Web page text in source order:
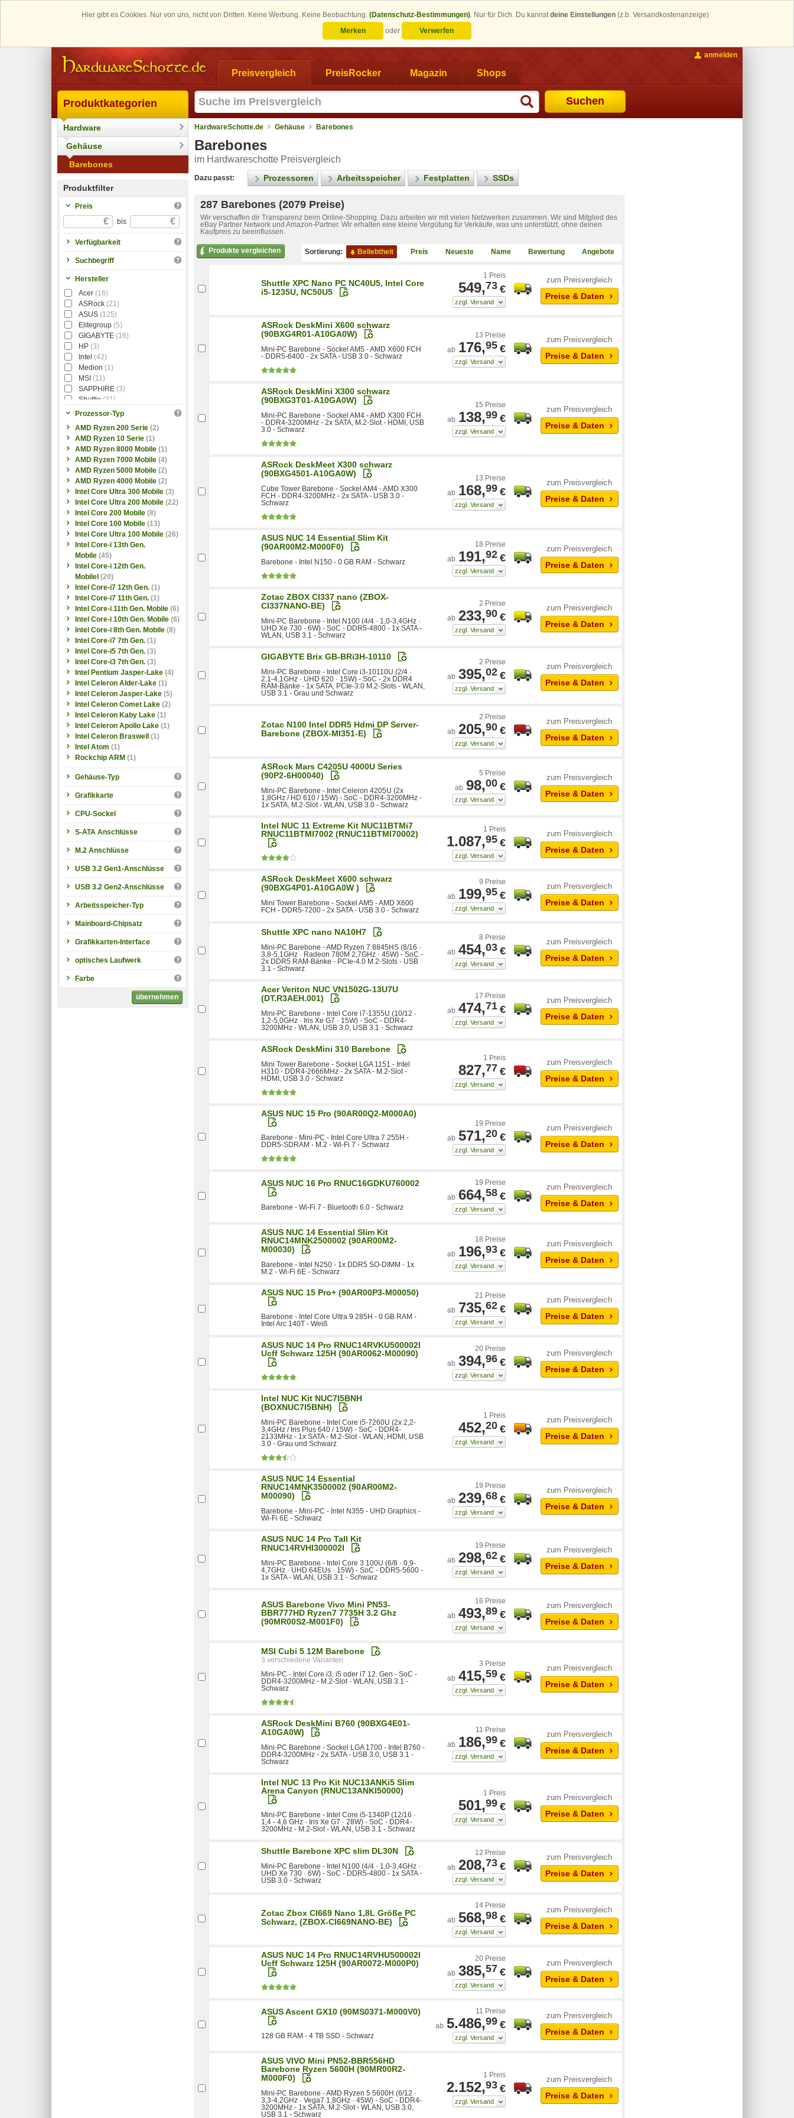
Hier gibt es Cookies. Nur von uns, nicht von Dritten. Keine Werbung. Keine Beobachtung. (Datenschutz-Bestimmungen). Nur für Dich. Du kannstdeine Einstellungen (z.b. Versandkostenanzeige)
Merken
oder Verwerfen
Preisvergleich PreisRocker Magazin Shops
Suchen
anmelden
Produktkategorien
Hardware
Gehäuse
Barebones
Produktfilter
Preis
€ bis €
Verfügbarkeit
Suchbegriff
Hersteller
Acer (16)
ASRock (21)
ASUS (125)
Elitegroup (5)
GIGABYTE (16)
HP (3)
Intel (42)
Medion (1)
MSI (11)
SAPPHIRE (3)
Shuttle (31)
Supermicro
Prozessor-Typ
AMD Ryzen 200 Serie (2)
AMD Ryzen 10 Serie (1)
AMD Ryzen 8000 Mobile (1)
AMD Ryzen 7000 Mobile (4)
AMD Ryzen 5000 Mobile (2)
AMD Ryzen 4000 Mobile (2)
Intel Core Ultra 300 Mobile (3)
Intel Core Ultra 200 Mobile (22)
Intel Core 200 Mobile (8)
Intel Core 100 Mobile (13)
Intel Core Ultra 100 Mobile (26)
Intel Core-i 13th Gen.
Mobile (45)
Intel Core-i 12th Gen.
Mobilel (20)
Intel Core-i7 12th Gen. (1)
Intel Core-i7 11th Gen. (1)
Intel Core-i 11th Gen. Mobile (6)
Intel Core-i 10th Gen. Mobile (6)
Intel Core-i 8th Gen. Mobile (8)
Intel Core-i7 7th Gen. (1)
Intel Core-i5 7th Gen. (3)
Intel Core-i3 7th Gen. (3)
Intel Pentium Jasper-Lake (4)
Intel Celeron Alder-Lake (1)
Intel Celeron Jasper-Lake (5)
Intel Celeron Comet Lake (2)
Intel Celeron Kaby Lake (1)
Intel Celeron Apollo Lake (1)
Intel Celeron Braswell
(1)
Intel Atom (1)
Rockchip ARM (1)
Gehäuse-Typ
Grafikkarte
CPU-Sockel
S-ATA Anschlüsse
M.2 Anschlüsse
USB 3.2 Gen1-Anschlüsse
USB 3.2 Gen2-Anschlüsse
Arbeitsspeicher-Typ
Mainboard-Chipsatz
Grafikkarten-Interface
optisches Laufwerk
Farbe
übernehmen
HardwareSchotte.de Gehäuse Barebones
Barebones
im Hardwareschotte Preisvergleich
Dazu passt: Prozessoren Arbeitsspeicher Festplatten SSDs
287 Barebones (2079 Preise)
Wir verschaffen dir Transparenz beim Online-Shopping. Dazu arbeiten wir mit vielen Netzwerken zusammen. Wir sind Mitglied des
eBay Partner Network und Amazon-Partner. Wir erhalten eine kleine Vergütung für Verkäufe, was uns unterstützt, ohne deinen
Kaufpreis zu beeinflussen.
Produkte vergleichen Sortierung: Beliebtheit Preis Neueste Name Bewertung Angebote
Shuttle XPC Nano PC NC40U5, Intel Core
i5-1235U, NC50U5
1 Preis
549,73 €
zum Preisvergleich
Preise & Daten
ASRock DeskMini X600 schwarz
(90BXG4R01-A10GA0W)
Mini-PC Barebone - Sockel AM5 - AMD X600 FCH
- DDR5-6400 - 2x SATA - USB 3.0 - Schwarz
13 Preise
ab 176,95 €
zum Preisvergleich
Preise & Daten
ASRock DeskMini X300 schwarz
(90BXG3T01-A10GA0W)
Mini-PC Barebone - Sockel AM4 - AMD X300 FCH
- DDR4-3200MHz - 2x SATA, M.2-Slot - HDMI, USB
3.0 - Schwarz
15 Preise
ab 138,99 €
zum Preisvergleich
Preise & Daten
ASRock DeskMeet X300 schwarz
(90BXG4501-A10GA0W)
Cube Tower Barebone - Sockel AM4 - AMD X300
FCH - DDR4-3200MHz - 2x SATA - USB 3.0 -
Schwarz
13 Preise
ab 168,99 €
zum Preisvergleich
Preise & Daten
ASUS NUC 14 Essential Slim Kit
(90AR00M2-M000F0)
Barebone - Intel N150 - 0 GB RAM - Schwarz
18 Preise
ab 191,92 €
zum Preisvergleich
Preise & Daten
Zotac ZBOX CI337 nano (ZBOX-
CI337NANO-BE)
Mini-PC Barebone - Intel N100 (4/4 · 1,0-3,4GHz ·
UHD Xe 730 · 6W) - SoC - DDR5-4800 - 1x SATA -
WLAN, USB 3.1 - Schwarz
2 Preise
ab 233,90 €
zum Preisvergleich
Preise & Daten
GIGABYTE Brix GB-BRi3H-10110
Mini-PC Barebone - Intel Core i3-10110U (2/4 ·
2,1-4,1GHz · UHD 620 · 15W) - SoC - 2x DDR4
RAM-Bänke - 1x SATA, PCIe-3.0 M.2-Slots - WLAN,
USB 3.1 - Grau und Schwarz
2 Preise
ab 395,02 €
zum Preisvergleich
Preise & Daten
Zotac N100 Intel DDR5 Hdmi DP Server-
Barebone (ZBOX-MI351-E)
2 Preise
ab 205,90 €
zum Preisvergleich
Preise & Daten
ASRock Mars C4205U 4000U Series
(90P2-6H00040)
Mini-PC Barebone - Intel Celeron 4205U (2x
1,8GHz / HD 610 / 15W) - SoC - DDR4-3200MHz -
1x SATA, M.2-Slot - WLAN, USB 3.0 - Schwarz
5 Preise
ab 98,00 €
zum Preisvergleich
Preise & Daten
Intel NUC 11 Extreme Kit NUC11BTMi7
RNUC11BTMI7002 (RNUC11BTMI70002)
1 Preis
1.087,95 €
zum Preisvergleich
Preise & Daten
ASRock DeskMeet X600 schwarz
(90BXG4P01-A10GA0W )
Mini Tower Barebone - Sockel AM5 - AMD X600
FCH - DDR5-7200 - 2x SATA - USB 3.0 - Schwarz
9 Preise
ab 199,95 €
zum Preisvergleich
Preise & Daten
Shuttle XPC nano NA10H7
Mini-PC Barebone - AMD Ryzen 7 8845HS (8/16 ·
3,8-5,1GHz · Radeon 780M 2,7GHz · 45W) - SoC -
2x DDR5 RAM-Bänke - PCIe-4.0 M.2-Slots - USB
3.1 - Schwarz
8 Preise
ab 454,03 €
zum Preisvergleich
Preise & Daten
Acer Veriton NUC VN1502G-13U7U
(DT.R3AEH.001)
Mini-PC Barebone - Intel Core i7-1355U (10/12 ·
1,2-5,0GHz · Iris Xe G7 · 15W) - SoC - DDR4-
3200MHz - WLAN, USB 3.0, USB 3.1 - Schwarz
17 Preise
ab 474,71 €
zum Preisvergleich
Preise & Daten
ASRock DeskMini 310 Barebone
Mini Tower Barebone - Sockel LGA 1151 - Intel
H310 - DDR4-2666MHz - 2x SATA - M.2-Slot -
HDMI, USB 3.0 - Schwarz
1 Preis
827,77 €
zum Preisvergleich
Preise & Daten
ASUS NUC 15 Pro (90AR00Q2-M000A0)
Barebone - Mini-PC - Intel Core Ultra 7 255H -
DDR5-SDRAM - M.2 - Wi-Fi 7 - Schwarz
19 Preise
ab 571,20 €
zum Preisvergleich
Preise & Daten
ASUS NUC 16 Pro RNUC16GDKU760002
Barebone - Wi-Fi 7 - Bluetooth 6.0 - Schwarz
19 Preise
ab 664,58 €
zum Preisvergleich
Preise & Daten
ASUS NUC 14 Essential Slim Kit
RNUC14MNK2500002 (90AR00M2-
M00030)
Barebone - Intel N250 - 1x DDR5 SO-DIMM - 1x
M.2 - Wi-Fi 6E - Schwarz
18 Preise
ab 196,93 €
zum Preisvergleich
Preise & Daten
ASUS NUC 15 Pro+ (90AR00P3-M00050)
Barebone - Intel Core Ultra 9 285H - 0 GB RAM -
Intel Arc 140T - Weiß
21 Preise
ab 735,62 €
zum Preisvergleich
Preise & Daten
ASUS NUC 14 Pro RNUC14RVKU500002I
Ucff Schwarz 125H (90AR0062-M00090)
20 Preise
ab 394,96 €
zum Preisvergleich
Preise & Daten
Intel NUC Kit NUC7I5BNH
(BOXNUC7I5BNH)
Mini-PC Barebone - Intel Core i5-7260U (2x 2,2-
3,4GHz / Iris Plus 640 / 15W) - SoC - DDR4-
2133MHz - 1x SATA - M.2-Slot - WLAN, HDMI, USB
3.0 - Grau und Schwarz
1 Preis
452,20 €
zum Preisvergleich
Preise & Daten
ASUS NUC 14 Essential
RNUC14MNK3500002 (90AR00M2-
M00090)
Barebone - Mini-PC - Intel N355 - UHD Graphics -
Wi-Fi 6E - Schwarz
19 Preise
ab 239,68 €
zum Preisvergleich
Preise & Daten
ASUS NUC 14 Pro Tall Kit
RNUC14RVHI300002I
Mini-PC Barebone - Intel Core 3 100U (6/8 · 0,9-
4,7GHz · UHD 64EUs · 15W) - SoC - DDR5-5600 -
1x SATA - WLAN, USB 3.1 - Schwarz
19 Preise
ab 298,62 €
zum Preisvergleich
Preise & Daten
ASUS Barebone Vivo Mini PN53-
BBR777HD Ryzen7 7735H 3.2 Ghz
(90MR00S2-M001F0)
16 Preise
ab 493,89 €
zum Preisvergleich
Preise & Daten
MSI Cubi 5 12M Barebone
3
Mini-PC - Intel Core i3, i5 oder i7 12. Gen - SoC -
DDR4-3200MHz - M.2-Slot - WLAN, USB 3.1 -
Schwarz
3 Preise
ab 415,59 €
zum Preisvergleich
Preise & Daten
ASRock DeskMini B760 (90BXG4E01-
A10GA0W)
Mini-PC Barebone - Sockel LGA 1700 - Intel B760 -
DDR4-3200MHz - 2x SATA - USB 3.0, USB 3.1 -
Schwarz
11 Preise
ab 186,99 €
zum Preisvergleich
Preise & Daten
Intel NUC 13 Pro Kit NUC13ANKi5 Slim
Arena Canyon (RNUC13ANKI50000)
Mini-PC Barebone - Intel Core i5-1340P (12/16 ·
1,4 - 4,6 GHz · Iris Xe G7 · 28W) - SoC - DDR4-
3200MHz - M.2-Slot - WLAN, USB 3.1 - Schwarz
1 Preis
501,99 €
zum Preisvergleich
Preise & Daten
Shuttle Barebone XPC slim DL30N
Mini-PC Barebone - Intel N100 (4/4 · 1,0-3,4GHz ·
UHD Xe 730 · 6W) - SoC - DDR5-4800 - 1x SATA -
USB 3.0 - Schwarz
12 Preise
ab 208,73 €
zum Preisvergleich
Preise & Daten
Zotac Zbox CI669 Nano 1,8L Größe PC
Schwarz, (ZBOX-CI669NANO-BE)
14 Preise
ab 568,98 €
zum Preisvergleich
Preise & Daten
ASUS NUC 14 Pro RNUC14RVHU500002I
Ucff Schwarz 125H (90AR0072-M000P0)
20 Preise
ab 385,57 €
zum Preisvergleich
Preise & Daten
ASUS Ascent GX10 (90MS0371-M000V0)
128 GB RAM - 4 TB SSD - Schwarz
11 Preise
ab 5.486,99 €
zum Preisvergleich
Preise & Daten
ASUS VIVO Mini PN52-BBR556HD
Barebone Ryzen 5600H (90MR00R2-
M000F0)
Mini-PC Barebone - AMD Ryzen 5 5600H (6/12 ·
3,3-4,2GHz · Vega7 1,8GHz · 45W) - SoC - DDR4-
3200MHz - 1x SATA, M.2-Slot - WLAN, USB 3.0,
USB 3.1 - Schwarz
1 Preis
2.152,93 €
zum Preisvergleich
Preise & Daten